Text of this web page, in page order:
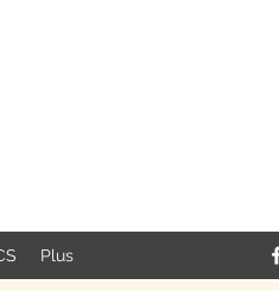
Plus